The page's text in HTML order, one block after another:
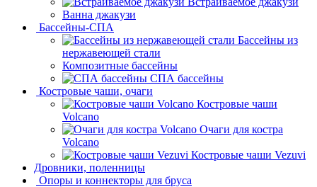
Ванна джакузи
Бассейны-СПА
Бассейны из
нержавеющей стали
Композитные бассейны
СПА бассейны
Костровые чаши, очаги
Костровые чаши
Volcano
Очаги для костра
Volcano
Костровые чаши Vezuvi
Дровники, поленницы
Опоры и коннекторы для бруса